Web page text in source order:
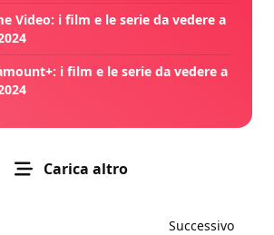
Video: i film e le serie da vedere a
i film e le serie da vedere a
Carica altro
Successivo